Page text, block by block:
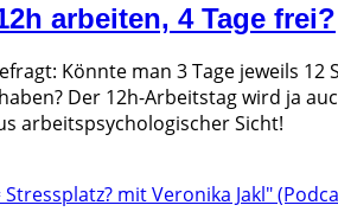
arbeiten, 4 Tage frei?
Könnte man 3 Tage jeweils
Der 12h-Arbeitstag wird ja
arbeitspsychologischer Sicht!